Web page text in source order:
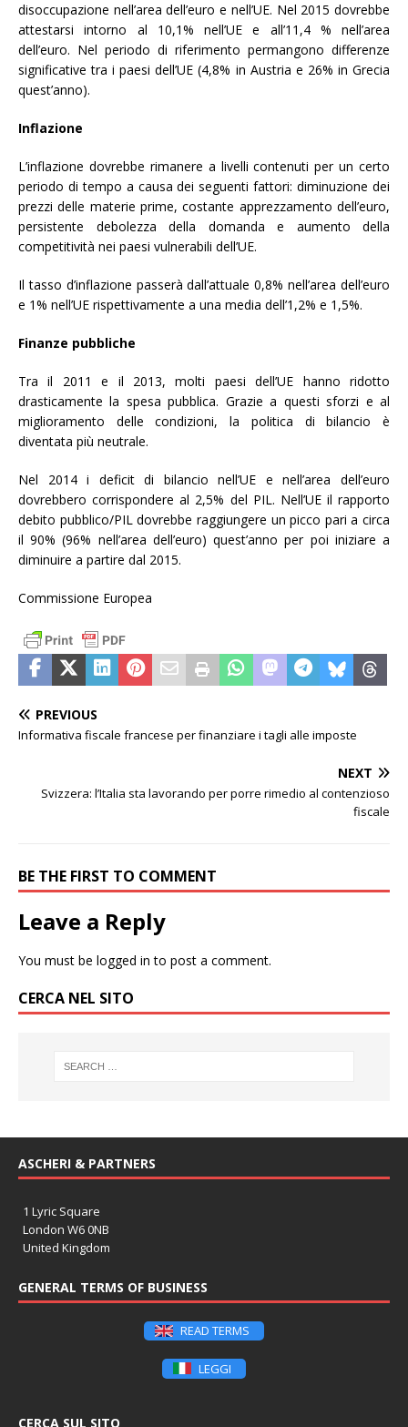
disoccupazione nell’area dell’euro e nell’UE. Nel 2015 dovrebbe
attestarsi intorno al 10,1% nell’UE e all’11,4 % nell’area
dell’euro. Nel periodo di riferimento permangono differenze
significative tra i paesi dell’UE (4,8% in Austria e 26% in Grecia
quest’anno).
Inflazione
L’inflazione dovrebbe rimanere a livelli contenuti per un certo
periodo di tempo a causa dei seguenti fattori: diminuzione dei
prezzi delle materie prime, costante apprezzamento dell’euro,
persistente debolezza della domanda e aumento della
competitività nei paesi vulnerabili dell’UE.
Il tasso d’inflazione passerà dall’attuale 0,8% nell’area dell’euro
e 1% nell’UE rispettivamente a una media dell’1,2% e 1,5%.
Finanze pubbliche
Tra il 2011 e il 2013, molti paesi dell’UE hanno ridotto
drasticamente la spesa pubblica. Grazie a questi sforzi e al
miglioramento delle condizioni, la politica di bilancio è
diventata più neutrale.
Nel 2014 i deficit di bilancio nell’UE e nell’area dell’euro
dovrebbero corrispondere al 2,5% del PIL. Nell’UE il rapporto
debito pubblico/PIL dovrebbe raggiungere un picco pari a circa
il 90% (96% nell’area dell’euro) quest’anno per poi iniziare a
diminuire a partire dal 2015.
Commissione Europea
PREVIOUS
Informativa fiscale francese per finanziare i tagli alle imposte
NEXT
Svizzera: l’Italia sta lavorando per porre rimedio al contenzioso
fiscale
BE THE FIRST TO COMMENT
Leave a Reply
You must be logged in to post a comment.
CERCA NEL SITO
ASCHERI & PARTNERS
1 Lyric Square
London W6 0NB
United Kingdom
GENERAL TERMS OF BUSINESS
READ TERMS
LEGGI
CERCA SUL SITO